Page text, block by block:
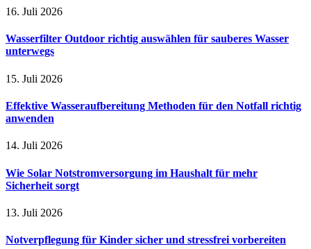
16. Juli 2026
Wasserfilter Outdoor richtig auswählen für sauberes Wasser
unterwegs
15. Juli 2026
Effektive Wasseraufbereitung Methoden für den Notfall richtig
anwenden
14. Juli 2026
Wie Solar Notstromversorgung im Haushalt für mehr
Sicherheit sorgt
13. Juli 2026
Notverpflegung für Kinder sicher und stressfrei vorbereiten